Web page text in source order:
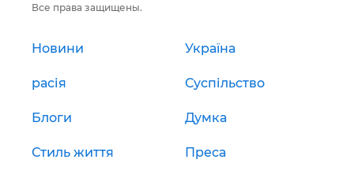
Все права защищены.
Новини Україна
расія Суспільство
Блоги Думка
Стиль життя Преса